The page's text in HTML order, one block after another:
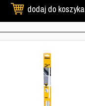
dodaj do koszyka